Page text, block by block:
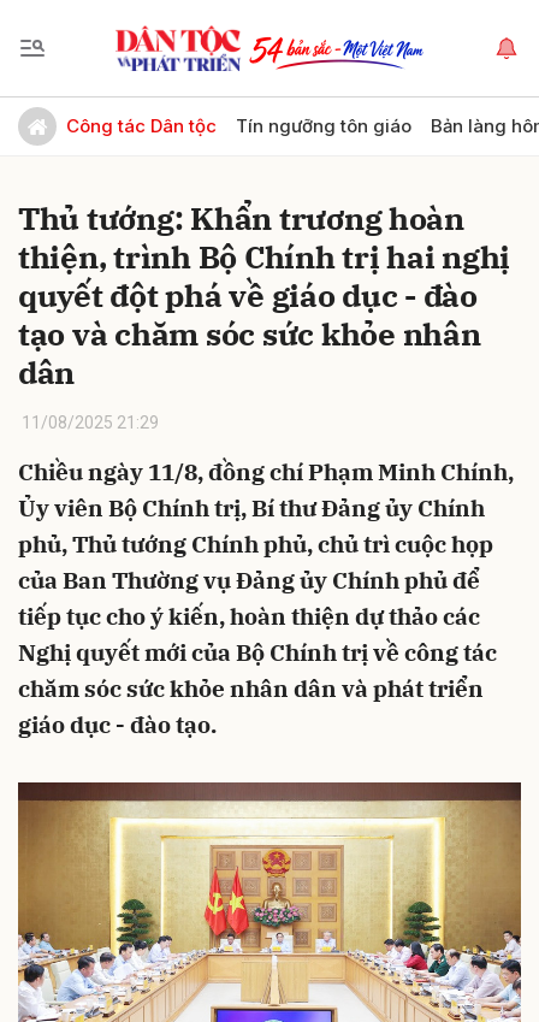
Công tác Dân tộc Tín ngưỡng tôn giáo Bản làng
Thủ tướng: Khẩn trương hoàn
thiện, trình Bộ Chính trị hai nghị
quyết đột phá về giáo dục - đào
tạo và chăm sóc sức khỏe nhân
dân
11/08/2025 21:29
Chiều ngày 11/8, đồng chí Phạm Minh Chính,
Ủy viên Bộ Chính trị, Bí thư Đảng ủy Chính
phủ, Thủ tướng Chính phủ, chủ trì cuộc họp
của Ban Thường vụ Đảng ủy Chính phủ để
tiếp tục cho ý kiến, hoàn thiện dự thảo các
Nghị quyết mới của Bộ Chính trị về công tác
chăm sóc sức khỏe nhân dân và phát triển
giáo dục - đào tạo.
Gửi bình luận